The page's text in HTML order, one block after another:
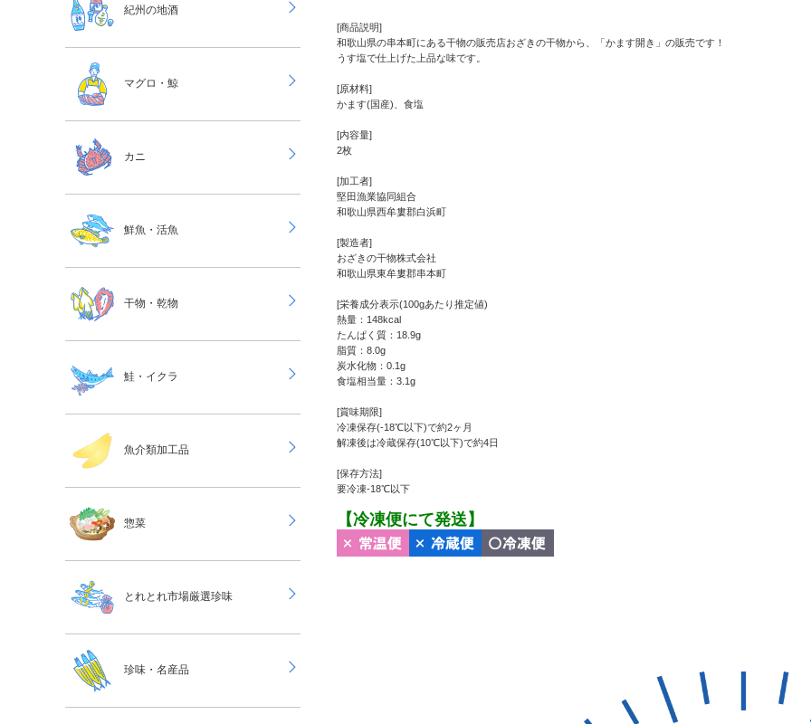
[商品説明]
和歌山県の串本町にある干物の販売店おざきの干物から、「かます開き」の販売です！
うす塩で仕上げた上品な味です。
[原材料]
かます(国産)、食塩
[内容量]
2枚
[加工者]
堅田漁業協同組合
和歌山県西牟婁郡白浜町
[製造者]
おざきの干物株式会社
和歌山県東牟婁郡串本町
[栄養成分表示(100gあたり推定値)
熱量：148kcal
たんぱく質：18.9g
脂質：8.0g
炭水化物：0.1g
食塩相当量：3.1g
[賞味期限]
冷凍保存(-18℃以下)で約2ヶ月
解凍後は冷蔵保存(10℃以下)で約4日
[保存方法]
要冷凍-18℃以下
【冷凍便にて発送】
紀州の地酒
マグロ・鯨
カニ
鮮魚・活魚
干物・乾物
鮭・イクラ
魚介類加工品
惣菜
とれとれ市場厳選珍味
珍味・名産品